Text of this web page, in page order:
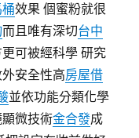
桶效果 個蜜粉就很
而且唯有深切台中
可被經科學 研究
安全性高房屋借
並依功能分類化學
微技術金合發成